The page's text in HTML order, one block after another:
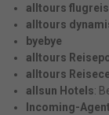
alltours
alltours
byebye
alltours
alltours
allsun Hotels:
Incoming-